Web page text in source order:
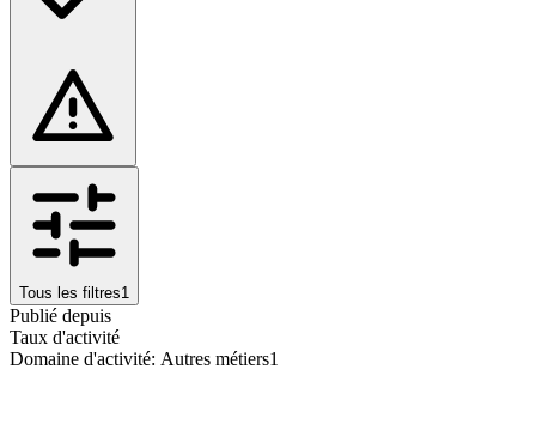
Tous les filtres1
Publié depuis
Taux d'activité
Domaine d'activité: Autres métiers1